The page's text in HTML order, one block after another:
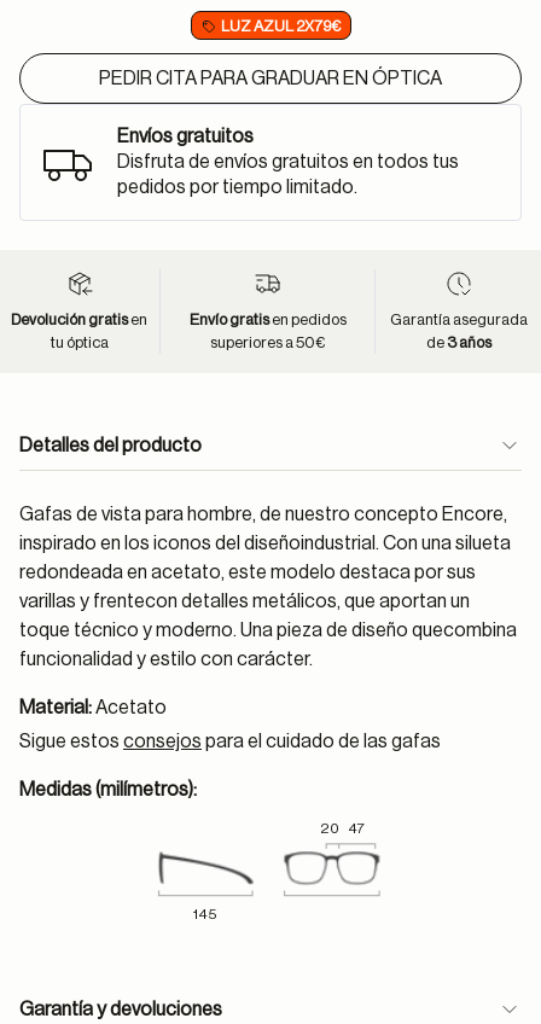
LUZ AZUL 2X79€
PEDIR CITA PARA GRADUAR EN ÓPTICA
Envíos gratuitos
Disfruta de envíos gratuitos en todos tus
pedidos por tiempo limitado.
Devolución gratisen
tu óptica
Envío gratisen pedidos
superiores a 50€
Garantía asegurada
de 3 años
Detalles del producto
Gafas de vista para hombre, de nuestro concepto Encore,
inspirado en los iconos del diseñoindustrial. Con una silueta
redondeada en acetato, este modelo destaca por sus
varillas y frentecon detalles metálicos, que aportan un
toque técnico y moderno. Una pieza de diseño quecombina
funcionalidad y estilo con carácter.
Material:Acetato
Sigue estos consejos para el cuidado de las gafas
Medidas (milímetros):
20 47
145
Garantía y devoluciones